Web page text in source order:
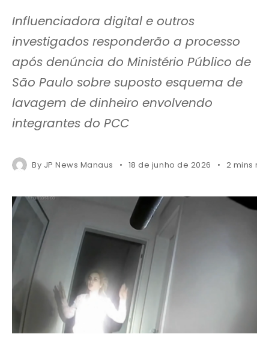
Influenciadora digital e outros
investigados responderão a processo
após denúncia do Ministério Público de
São Paulo sobre suposto esquema de
lavagem de dinheiro envolvendo
integrantes do PCC
By JP News Manaus 18 de junho de 2026 2 mins